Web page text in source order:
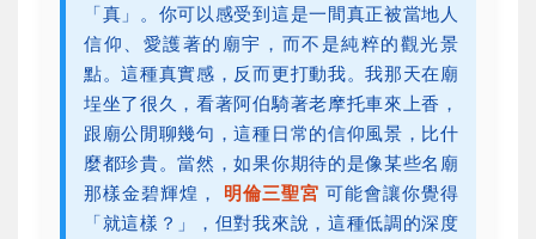
「真」。你可以感受到這是一間真正被當地人
信仰、愛護著的廟宇，而不是純粹的觀光景
點。這種真實感，反而更打動我。我那天在廟
埕坐了很久，看著阿伯騎著老摩托車來上香，
跟廟公閒聊幾句，這種日常的信仰風景，比什
麼都珍貴。當然，如果你期待的是像某些名廟
那樣金碧輝煌， 明倫三聖宮 可能會讓你覺得
「就這樣？」，但對我來說，這種低調的深度